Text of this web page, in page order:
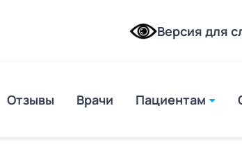
Версия для
Отзывы Врачи Пациентам